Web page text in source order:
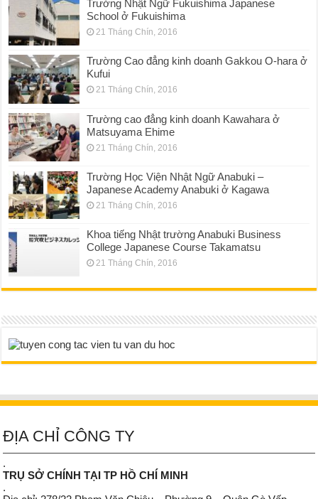
Trường Nhật Ngữ Fukuishima Japanese
School ở Fukuishima
21 Tháng Chín, 2016
Trường Cao đẳng kinh doanh Gakkou O-hara ở
Kufui
21 Tháng Chín, 2016
Trường cao đẳng kinh doanh Kawahara ở
Matsuyama Ehime
21 Tháng Chín, 2016
Trường Học Viện Nhật Ngữ Anabuki –
Japanese Academy Anabuki ở Kagawa
21 Tháng Chín, 2016
Khoa tiếng Nhật trường Anabuki Business
College Japanese Course Takamatsu
21 Tháng Chín, 2016
ĐỊA CHỈ CÔNG TY
.
TRỤ SỞ CHÍNH TẠI TP HỒ CHÍ MINH
.